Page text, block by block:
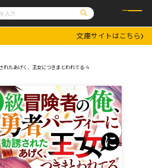
ノベルス
ノベルスf
OVERLAP STORE
オーバーラップ広報室
グス
お問い合わせはこちら
バーラップ文庫
文庫サイトはこちら
れたあげく、王女につきまとわれてる 4